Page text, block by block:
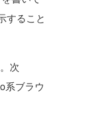
すること
次
系ブラウ